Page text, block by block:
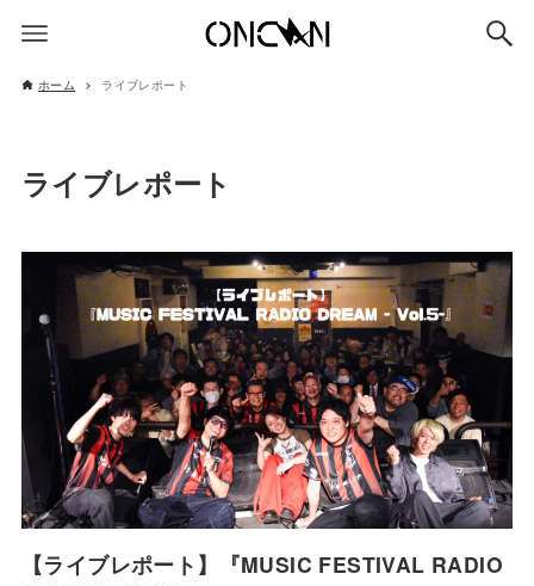
ホーム ライブレポート
ライブレポート
【ライブレポート】『MUSIC FESTIVAL RADIO